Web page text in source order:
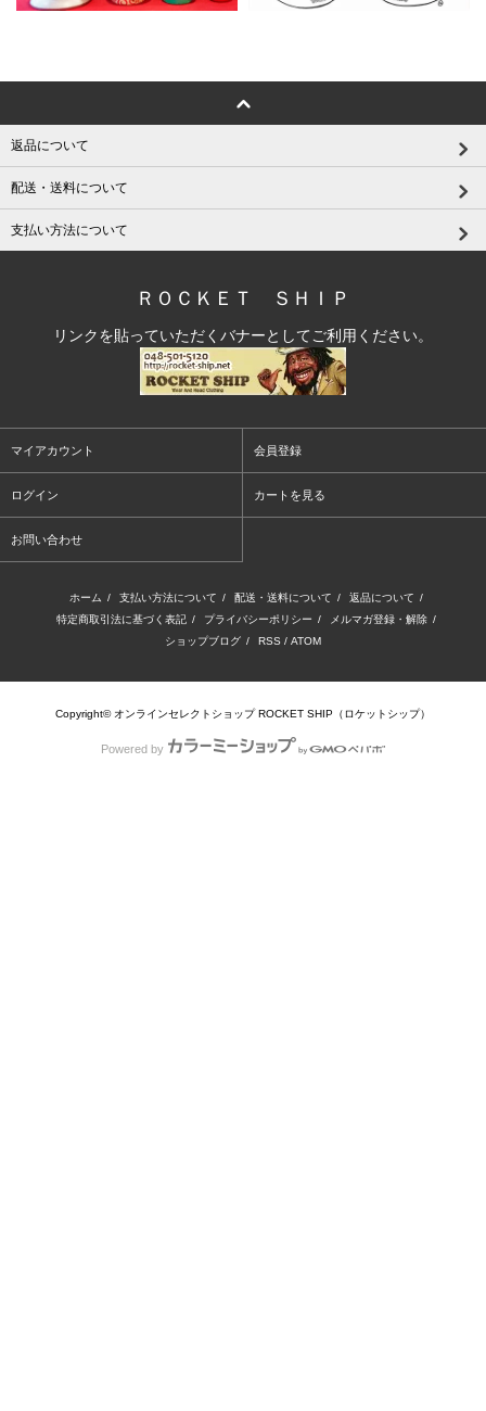
返品について
配送・送料について
支払い方法について
ＲＯＣＫＥＴ ＳＨＩＰ
リンクを貼っていただくバナーとしてご利用ください。
マイアカウント 会員登録
ログイン カートを見る
お問い合わせ
ホーム / 支払い方法について / 配送・送料について / 返品について /
特定商取引法に基づく表記 / プライバシーポリシー / メルマガ登録・解除 /
ショップブログ / RSS / ATOM
Copyright© オンラインセレクトショップ ROCKET SHIP（ロケットシップ）
Powered by